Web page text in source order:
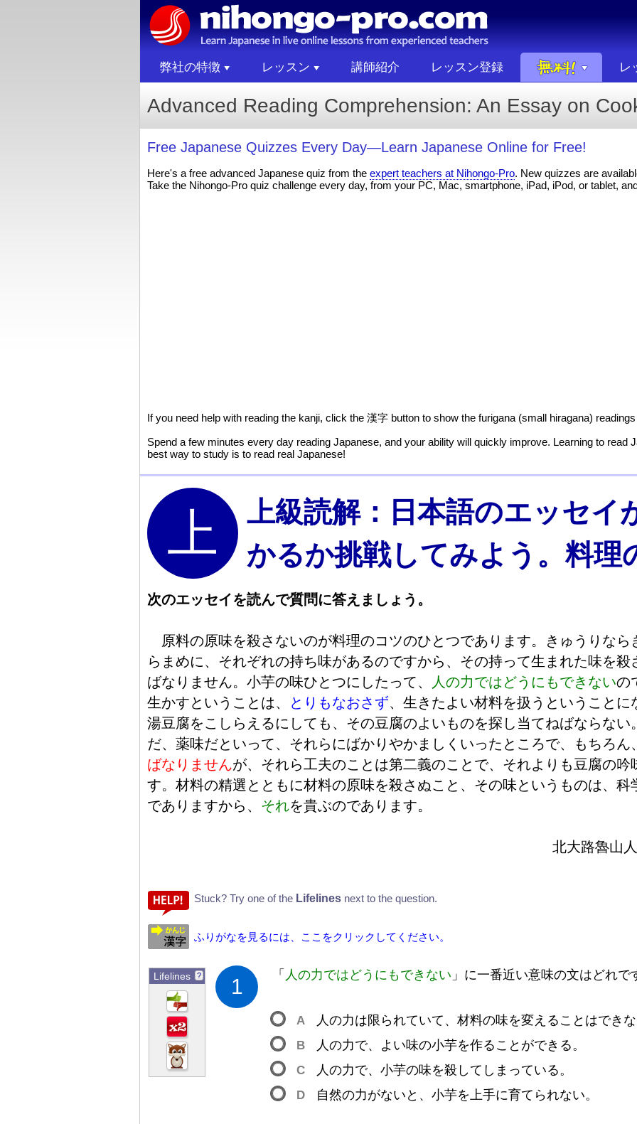
弊社の特徴 レッスン 講師紹介 レッスン登録 レ
Advanced Reading Comprehension: An Essay on
Free Japanese Quizzes Every Day—Learn Japanese Online for Free!
Here's a free advanced Japanese quiz from the expert teachers at Nihongo-Pro. New quizzes are
Take the Nihongo-Pro quiz challenge every day, from your PC, Mac, smartphone, iPad, iPod, or tablet,
If you need help with reading the kanji, click the 漢字 button to show the furigana (small hiragana)
Spend a few minutes every day reading Japanese, and your ability will quickly improve. Learning to read
best way to study is to read real Japanese!
上級読解：日本語のエッセイ
かるか挑戦してみよう。料理
次のエッセイを読んで質問に答えましょう。
原料の原味を殺さないのが料理のコツのひとつであります。きゅうりな
らまめに、それぞれの持ち味があるのですから、その持って生 まれた味を殺
ばなりません。 小芋の味ひとつにしたって、 人の力ではどうにもできないの
生かすということは、 とりもなおさず、 生 きたよい材料を扱 うということに
湯豆腐をこしらえるにしても、その豆腐のよいものを探 し 当てねばならない
だ、 薬味だといって、それらにばかりやかましくいったところで、もちろん
ばなりませんが、それら工夫のことは第二義のことで、それよりも豆腐の吟
す。 材料の精選 とともに材料の原味を殺さぬこと、その味というものは、 科
でありますから、 それを貴ぶのであります。
北大路魯山 人
Stuck? Try one of the Lifelines next to the question.
ふりがなを見るには、ここをクリックしてください。
Lifelines ? 1 「 人の力ではどうにもできない 」に一番近い意味の文はどれで
A 人の力は 限 られていて、 材料の味を変えることはでき
B
人の力で、よい味の小芋を作ることができる。
C
人の力で、 小芋の味を殺 してしまっている。
D
自然の力がないと、 小芋を上手に育てられない。